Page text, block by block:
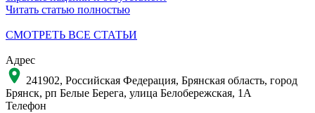
Читать статью полностью
СМОТРЕТЬ ВСЕ СТАТЬИ
Адрес
241902, Российская Федерация, Брянская область, город
Брянск, рп Белые Берега, улица Белобережская, 1А
Телефон